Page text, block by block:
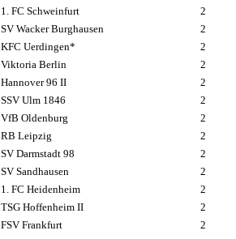
1. FC Schweinfurt
2
SV Wacker Burghausen
2
KFC Uerdingen*
2
Viktoria Berlin
2
Hannover 96 II
2
SSV Ulm 1846
2
VfB Oldenburg
2
RB Leipzig
2
SV Darmstadt 98
2
SV Sandhausen
2
1. FC Heidenheim
2
TSG Hoffenheim II
2
FSV Frankfurt
2